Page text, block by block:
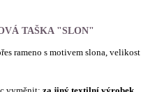
TAŠKA "SLON"
rameno s motivem slona, velikost